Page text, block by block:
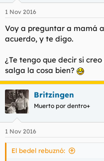
1 Nov 2016
Voy a preguntar a mamá
acuerdo, y te digo.
¿Te tengo que decir si
salga la cosa bien?
Britzingen
Muerto por dentro+
1 Nov 2016
El bedel rebuznó: